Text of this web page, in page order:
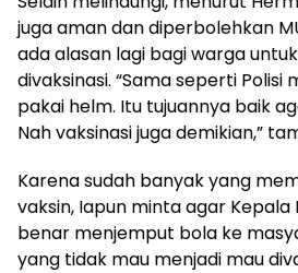
juga aman dan diperbolehkan
ada alasan lagi bagi warga
divaksinasi. “Sama seperti
pakai helm. Itu tujuannya baik
Nah vaksinasi juga demikian,”
Karena sudah banyak yang
vaksin, Iapun minta agar
benar menjemput bola ke
yang tidak mau menjadi mau